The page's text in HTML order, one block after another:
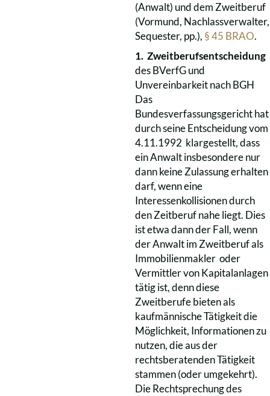
(Anwalt) und dem Zweitberuf
(Vormund, Nachlassverwalter,
Sequester, pp.), § 45 BRAO.
1. Zweitberufsentscheidung
des BVerfG und
Unvereinbarkeit nach BGH
Das
Bundesverfassungsgericht hat
durch seine Entscheidung vom
4.11.1992 klargestellt, dass
ein Anwalt insbesondere nur
dann keine Zulassung erhalten
darf, wenn eine
Interessenkollisionen durch
den Zeitberuf nahe liegt. Dies
ist etwa dann der Fall, wenn
der Anwalt im Zweitberuf als
Immobilienmakler oder
Vermittler von Kapitalanlagen
tätig ist, denn diese
Zweitberufe bieten als
kaufmännische Tätigkeit die
Möglichkeit, Informationen zu
nutzen, die aus der
rechtsberatenden Tätigkeit
stammen (oder umgekehrt).
Die Rechtsprechung des